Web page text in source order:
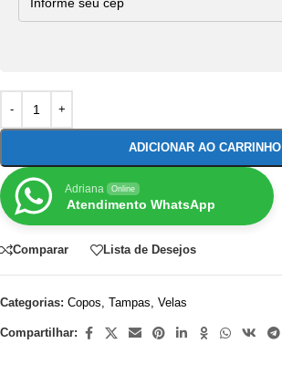
ADICIONAR AO CARRINHO
Adriana Online
Atendimento WhatsApp
Comparar Lista de Desejos
Categorias: Copos Tampas Velas
Compartilhar: